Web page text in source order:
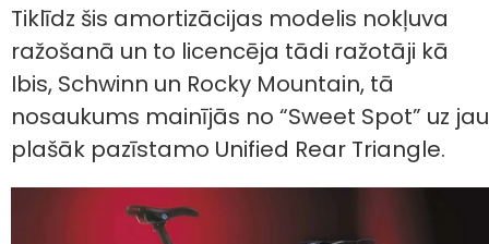
Tiklīdz šis amortizācijas modelis nokļuva
ražošanā un to licencēja tādi ražotāji kā
Ibis, Schwinn un Rocky Mountain, tā
nosaukums mainījās no “Sweet Spot” uz jau
plašāk pazīstamo Unified Rear Triangle.